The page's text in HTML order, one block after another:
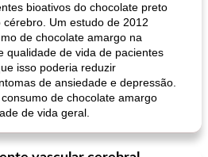
nescafé
bioativos do chocolate preto
Um estudo de 2012
de chocolate amargo na
qualidade de vida de pacientes
isso poderia reduzir
de ansiedade e depressão.
de chocolate amargo
de vida geral.